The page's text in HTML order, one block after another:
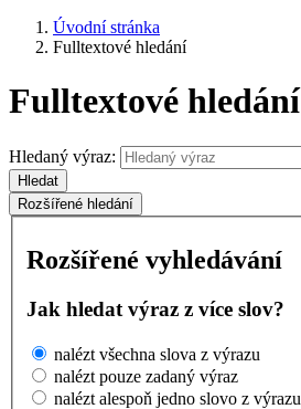
Úvodní stránka
Fulltextové hledání
Fulltextové hledání
Hledaný výraz:
Hledat
Rozšířené hledání
Rozšířené vyhledávání
Jak hledat výraz z více slov?
nalézt všechna slova z výrazu
nalézt pouze zadaný výraz
nalézt alespoň jedno slovo z výrazu